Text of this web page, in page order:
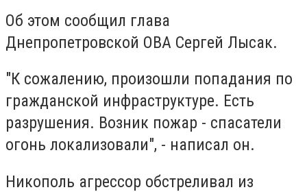
Об этом сообщил глава
Днепропетровской ОВА Сергей Лысак.
"К сожалению, произошли попадания по
гражданской инфраструктуре. Есть
разрушения. Возник пожар - спасатели
огонь локализовали", - написал он.
Никополь агрессор обстреливал из